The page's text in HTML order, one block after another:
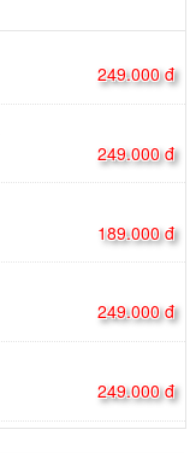
249.000 đ
249.000 đ
189.000 đ
249.000 đ
249.000 đ